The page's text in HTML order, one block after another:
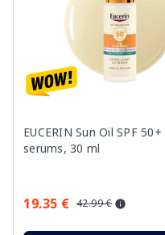
EUCERIN Sun Oil SPF
serums, 30 ml
19.35 € 42.99 €